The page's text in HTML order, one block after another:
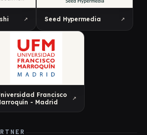
↗ Seed Hypermedia ↗
Francisco
- Madrid
↗